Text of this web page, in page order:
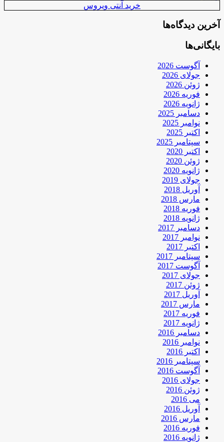
خرید آنتی ویروس
آخرین دیدگاه‌ها
بایگانی‌ها
آگوست 2026
جولای 2026
ژوئن 2026
فوریه 2026
ژانویه 2026
دسامبر 2025
نوامبر 2025
اکتبر 2025
سپتامبر 2025
اکتبر 2020
ژوئن 2020
ژانویه 2020
جولای 2019
آوریل 2018
مارس 2018
فوریه 2018
ژانویه 2018
دسامبر 2017
نوامبر 2017
اکتبر 2017
سپتامبر 2017
آگوست 2017
جولای 2017
ژوئن 2017
آوریل 2017
مارس 2017
فوریه 2017
ژانویه 2017
دسامبر 2016
نوامبر 2016
اکتبر 2016
سپتامبر 2016
آگوست 2016
جولای 2016
ژوئن 2016
می 2016
آوریل 2016
مارس 2016
فوریه 2016
ژانویه 2016